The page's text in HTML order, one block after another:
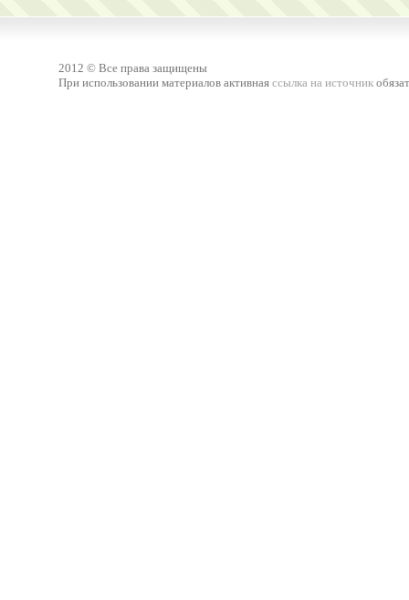
2012 © Все права защищены
При использовании материалов активная ссылка на источник